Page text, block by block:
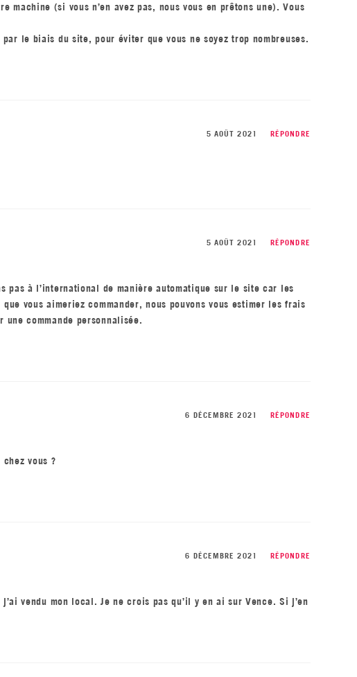
(si vous n’en avez pas, nous vous en prêtons une). Vous
le biais du site, pour éviter que vous ne soyez trop nombreuses.
5 AOÛT 2021 RÉPONDRE
5 AOÛT 2021 RÉPONDRE
pas à l’international de manière automatique sur le site car les
vous aimeriez commander, nous pouvons vous estimer les frais
commande personnalisée.
6 DÉCEMBRE 2021 RÉPONDRE
vous ?
6 DÉCEMBRE 2021 RÉPONDRE
vendu mon local. Je ne crois pas qu’il y en ai sur Vence. Si j’en